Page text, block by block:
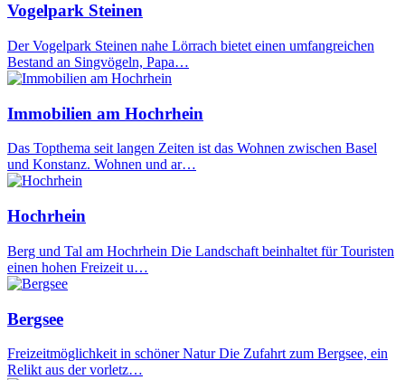
Vogelpark Steinen
Der Vogelpark Steinen nahe Lörrach bietet einen umfangreichen
Bestand an Singvögeln, Papa…
Immobilien am Hochrhein
Das Topthema seit langen Zeiten ist das Wohnen zwischen Basel
und Konstanz. Wohnen und ar…
Hochrhein
Berg und Tal am Hochrhein Die Landschaft beinhaltet für Touristen
einen hohen Freizeit u…
Bergsee
Freizeitmöglichkeit in schöner Natur Die Zufahrt zum Bergsee, ein
Relikt aus der vorletz…